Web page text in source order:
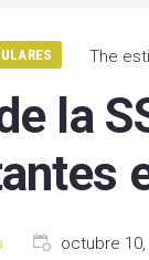
The
la
octubre 10,